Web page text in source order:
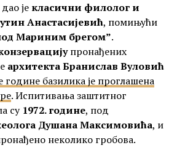
је класични филолог и
Анастасијевић, помињући
Мариним брегом”.
пронађених
архитекта Бранислав Вуловић
године базилика је проглашена
. Испитивања заштитног
су 1972. године, под
Душана Максимовића, и
неколико гробова.